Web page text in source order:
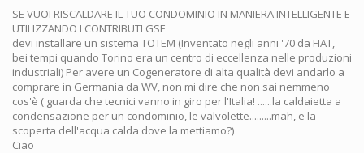
SE VUOI RISCALDARE IL TUO CONDOMINIO IN MANIERA INTELLIGENTE E
UTILIZZANDO I CONTRIBUTI GSE
devi installare un sistema TOTEM (Inventato negli anni '70 da FIAT,
bei tempi quando Torino era un centro di eccellenza nelle produzioni
industriali) Per avere un Cogeneratore di alta qualità devi andarlo a
comprare in Germania da WV, non mi dire che non sai nemmeno
cos'è ( guarda che tecnici vanno in giro per l'Italia! ......la caldaietta a
condensazione per un condominio, le valvolette.........mah, e la
scoperta dell'acqua calda dove la mettiamo?)
Ciao